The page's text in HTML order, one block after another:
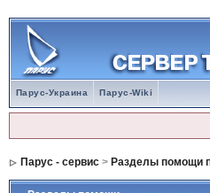
Парус-Украина Парус-Wiki
Парус - сервис> Разделы помощи